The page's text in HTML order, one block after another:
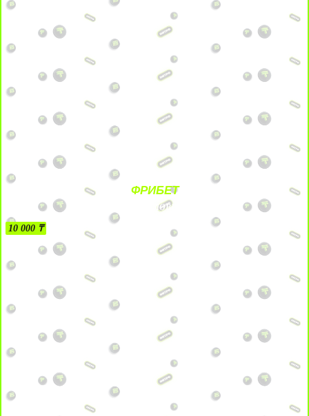
ФРИБЕТ
БЕЗ УСЛОВИЙ
10 000 ₸